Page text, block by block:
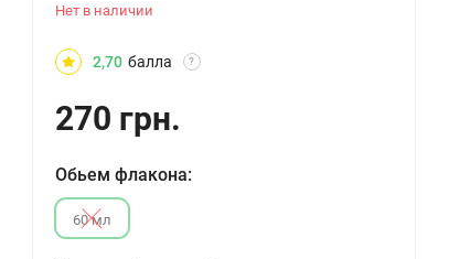
Нет в наличии
2,70 балла ?
270 грн.
Обьем флакона:
60 мл